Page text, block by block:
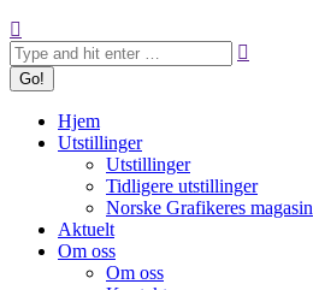
Search:
Hjem
Utstillinger
Utstillinger
Tidligere utstillinger
Norske Grafikeres magasin
Aktuelt
Om oss
Om oss